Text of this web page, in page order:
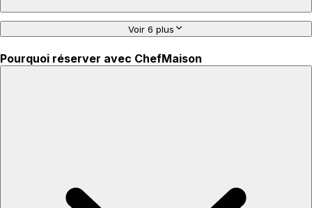
Voir 6 plus
Pourquoi réserver avec ChefMaison